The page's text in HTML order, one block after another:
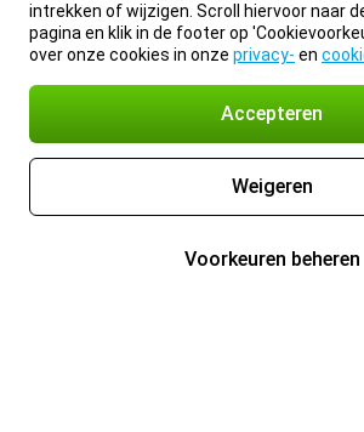
intrekken of wijzigen. Scroll hiervoor naar
pagina en klik in de footer op
over onze cookies in onze privacy- en
Accepteren
Weigeren
Voorkeuren beheren